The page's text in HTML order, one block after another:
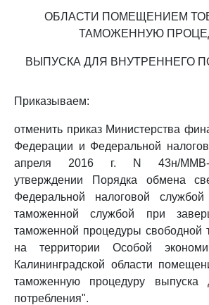
ОБЛАСТИ ПОМЕЩЕНИЕМ
ТАМОЖЕННУЮ
ВЫПУСКА ДЛЯ ВНУТРЕННЕГО
Приказываем:
отменить приказ Министерства
Федерации и Федеральной
апреля 2016 г. N 43н/ММВ-
утверждении Порядка обмена
Федеральной налоговой
таможенной службой при
таможенной процедуры свободной
на территории Особой
Калининградской области
таможенную процедуру выпуска
потребления".